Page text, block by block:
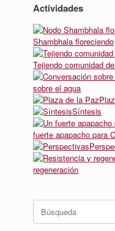
Actividades
Shambhala floreciendo
Tejiendo comunidad
sobre el agua
Síntesis
fuerte apapacho para
regeneración